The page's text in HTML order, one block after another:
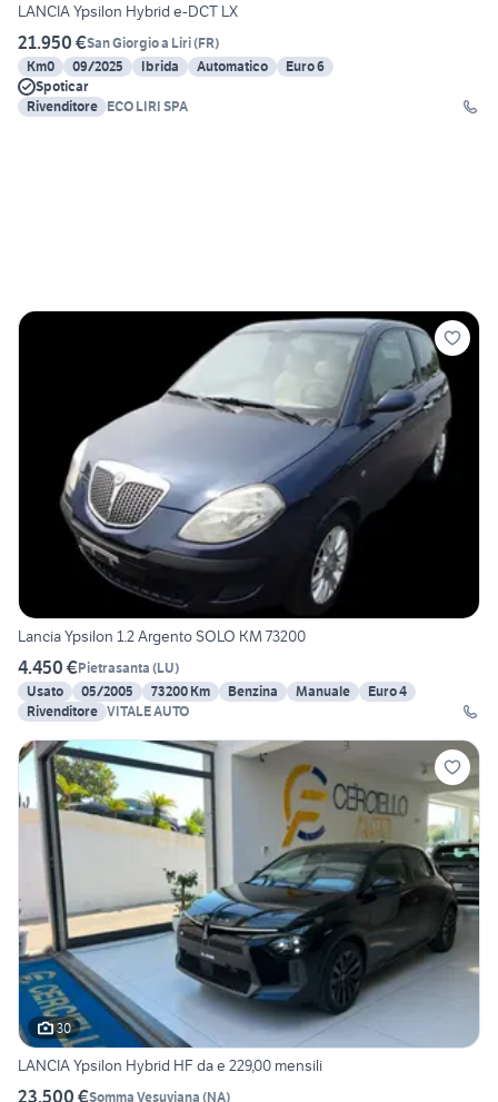
LANCIA Ypsilon Hybrid e-DCT LX
21.950 €San Giorgio a Liri(FR)
Km0
09/2025 Ibrida Automatico
Euro 6
Spoticar
Rivenditore ECO LIRI SPA
Lancia Ypsilon 1.2 Argento SOLO KM 73200
4.450 €Pietrasanta (LU)
Usato
05/2005 73200 Km Benzina Manuale
Euro 4
Rivenditore VITALE AUTO
30
LANCIA Ypsilon Hybrid HF da e 229,00 mensili
23.500 €Somma Vesuviana (NA)